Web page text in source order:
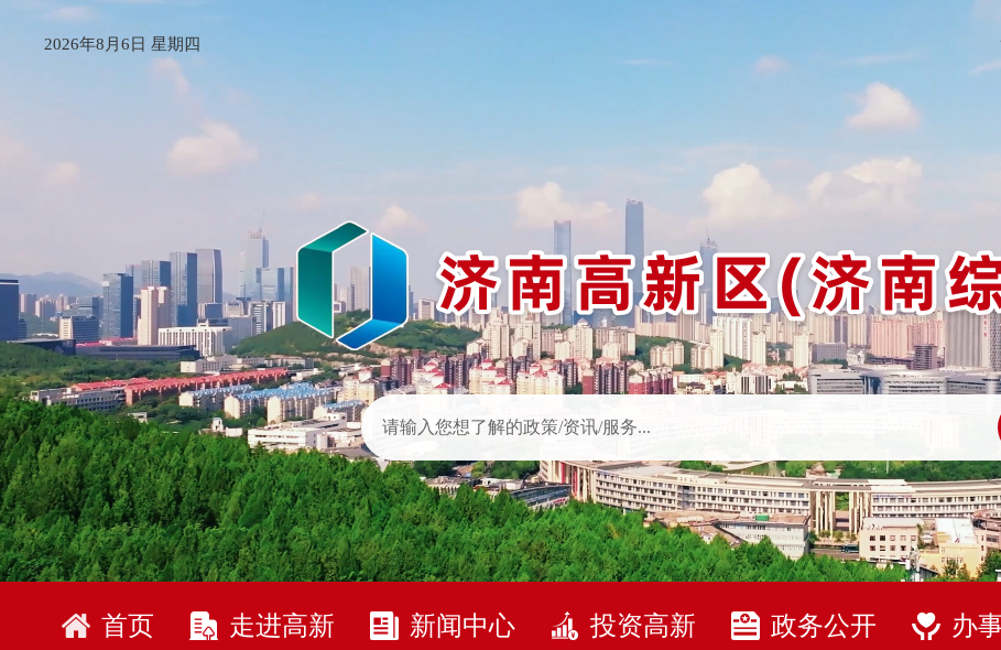
2026年8月6日 星期四
首页 走进高新 新闻中心 投资高新 政务公开 办